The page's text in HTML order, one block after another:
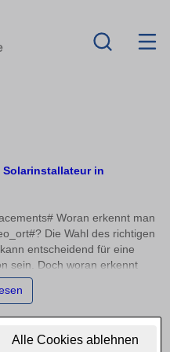
Alle Cookies ablehnen
Solarinstallateur in
Woran erkennt man
Die Wahl des richtigen
entscheidend für eine
sein. Doch woran erkennt
Betrieb? Dieser Artikel
wie Schulungen,
Ein erster wichtiger Aspekt ist
Achten Sie darauf, dass der